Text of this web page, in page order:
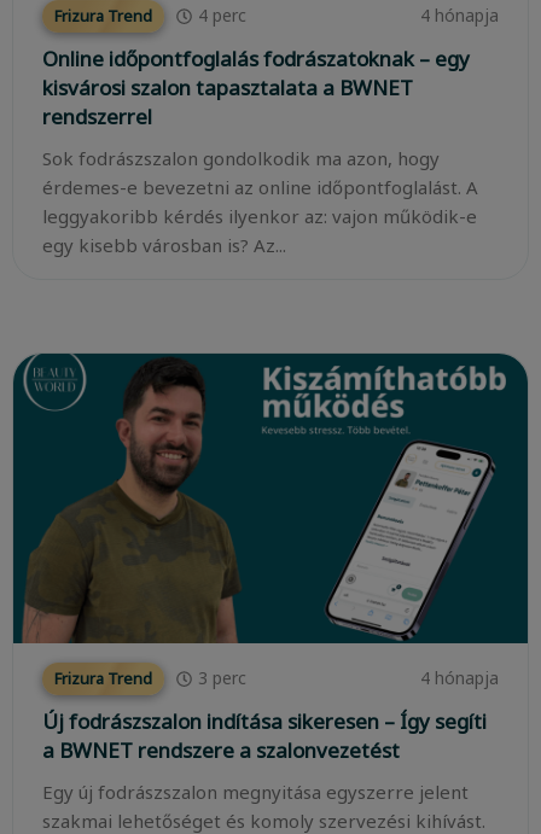
Frizura Trend 4 perc 4 hónapja
Online időpontfoglalás fodrászatoknak – egy
kisvárosi szalon tapasztalata a BWNET
rendszerrel
Sok fodrászszalon gondolkodik ma azon, hogy
érdemes-e bevezetni az online időpontfoglalást. A
leggyakoribb kérdés ilyenkor az: vajon működik-e
egy kisebb városban is? Az...
Frizura Trend 3 perc 4 hónapja
Új fodrászszalon indítása sikeresen – Így segíti
a BWNET rendszere a szalonvezetést
Egy új fodrászszalon megnyitása egyszerre jelent
szakmai lehetőséget és komoly szervezési kihívást.